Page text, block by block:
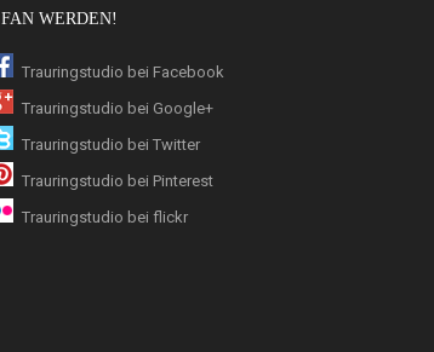
FAN WERDEN!
Trauringstudio bei Facebook
Trauringstudio bei Google+
Trauringstudio bei Twitter
Trauringstudio bei Pinterest
Trauringstudio bei flickr